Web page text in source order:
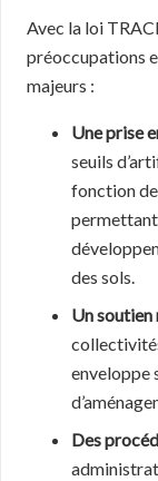
Avec la loi
préoccupations
majeurs :
Une prise
seuils
fonction
permettant
des sols.
Un
enveloppe
Des